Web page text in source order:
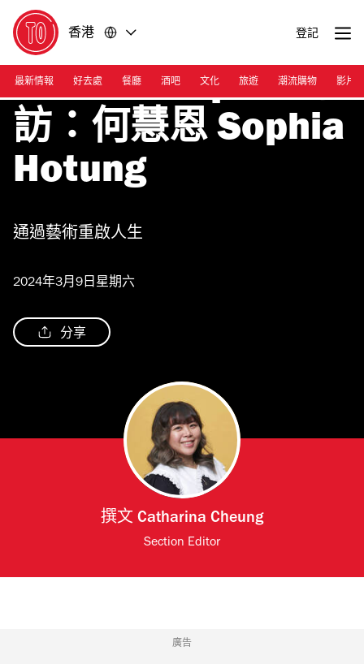
前
往
內
容
前
往
頁
尾
香港 登記
最新情報 好去處 餐廳 酒吧 文化 旅遊 潮流購物 影片
Photograph: Calvin Sit/Time Out
Future Shapers 專
訪：何慧恩 Sophia
Hotung
通過藝術重啟人生
2024年3月9日星期六
分享
Photograph:
Calvin
Sit/Time
Out
撰文 Catharina Cheung
Section Editor
廣告